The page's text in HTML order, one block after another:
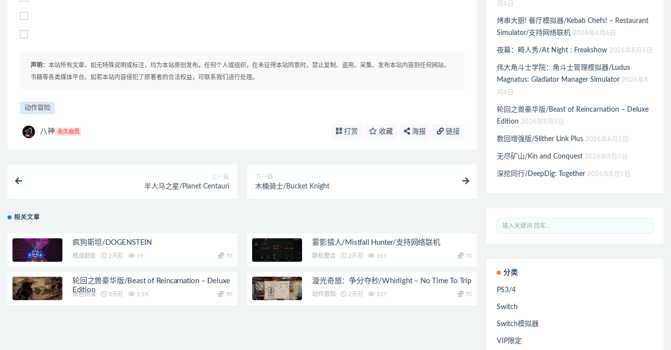
声明： 本站所有文章，如无特殊说明或标注，均为本站原创发布。任何个人或组织，在未征得本站同意时，禁止复制、盗用、采集、发布本站内容到任何网站、
书籍等各类媒体平台。如若本站内容侵犯了原著者的合法权益，可联系我们进行处理。
动作冒险
八神 永久会员 打赏 收藏 海报 链接
上一篇
半人马之星/Planet Centauri
下一篇
木桶骑士/Bucket Knight
相关文章
疯狗斯坦/DOGENSTEIN
枪战射击 2天前 69 70
雾影猎人/Mistfall Hunter/支持网络联机
联机整合 2天前 161 70
轮回之兽豪华版/Beast of Reincarnation – Deluxe
Edition
角色扮演 3天前 1.1K 70
漩光奇旅：争分夺秒/Whirlight – No Time To Trip
动作冒险 2天前 137 70
月6日
烤串大厨! 餐厅模拟器/Kebab Chefs! – Restaurant
Simulator/支持网络联机 2026年8月6日
夜幕：畸人秀/At Night : Freakshow 2026年8月6日
伟大角斗士学院：角斗士管理模拟器/Ludus
Magnatus: Gladiator Manager Simulator 2026年8
月6日
轮回之兽豪华版/Beast of Reincarnation – Deluxe
Edition 2026年8月5日
数回增强版/Slither Link Plus 2026年8月5日
无尽矿山/Kin and Conquest 2026年8月5日
深挖同行/DeepDig: Together 2026年8月5日
分类
PS3/4
Switch
Switch模拟器
VIP限定